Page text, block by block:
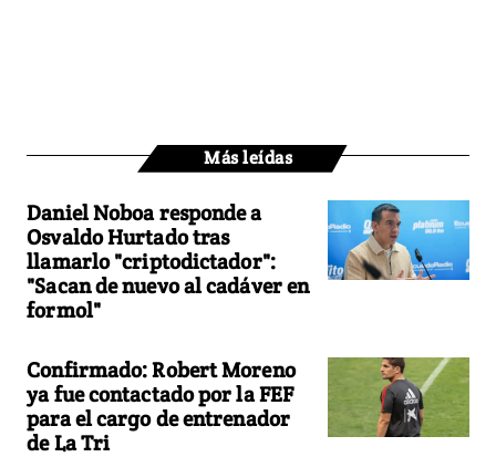
Más leídas
Daniel Noboa responde a
Osvaldo Hurtado tras
llamarlo "criptodictador":
"Sacan de nuevo al cadáver en
formol"
Confirmado: Robert Moreno
ya fue contactado por la FEF
para el cargo de entrenador
de La Tri